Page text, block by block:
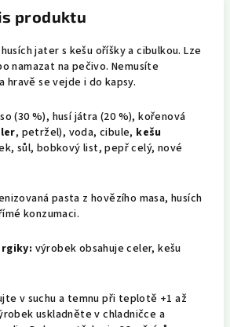
produktu
jater s kešu oříšky a cibulkou. Lze
namazat na pečivo. Nemusíte
hravě se vejde i do kapsy.
(30 %), husí játra (20 %), kořenová
, petržel), voda, cibule, kešu
sůl, bobkový list, pepř celý, nové
pasta z hovězího masa, husích
konzumaci.
výrobek obsahuje celer, kešu
v suchu a temnu při teplotě +1 až
uskladněte v chladničce a